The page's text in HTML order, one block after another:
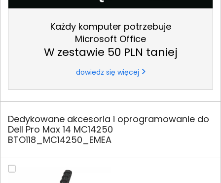
Każdy komputer potrzebuje
Microsoft Office
W zestawie 50 PLN taniej
dowiedz się więcej
Dedykowane akcesoria i oprogramowanie do
Dell Pro Max 14 MC14250
BTO118_MC14250_EMEA